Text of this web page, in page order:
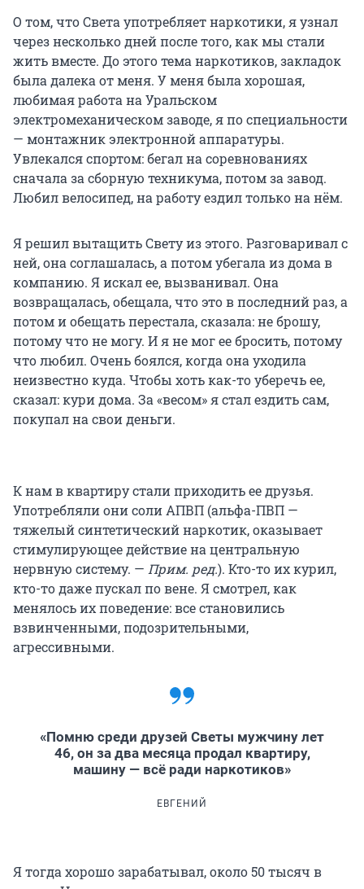
О том, что Света употребляет наркотики, я узнал
через несколько дней после того, как мы стали
жить вместе. До этого тема наркотиков, закладок
была далека от меня. У меня была хорошая,
любимая работа на Уральском
электромеханическом заводе, я по специальности
— монтажник электронной аппаратуры.
Увлекался спортом: бегал на соревнованиях
сначала за сборную техникума, потом за завод.
Любил велосипед, на работу ездил только на нём.
Я решил вытащить Свету из этого. Разговаривал с
ней, она соглашалась, а потом убегала из дома в
компанию. Я искал ее, вызванивал. Она
возвращалась, обещала, что это в последний раз, а
потом и обещать перестала, сказала: не брошу,
потому что не могу. И я не мог ее бросить, потому
что любил. Очень боялся, когда она уходила
неизвестно куда. Чтобы хоть как-то уберечь ее,
сказал: кури дома. За «весом» я стал ездить сам,
покупал на свои деньги.
К нам в квартиру стали приходить ее друзья.
Употребляли они соли АПВП (альфа-ПВП —
тяжелый синтетический наркотик, оказывает
стимулирующее действие на центральную
нервную систему. — Прим. ред.). Кто-то их курил,
кто-то даже пускал по вене. Я смотрел, как
менялось их поведение: все становились
взвинченными, подозрительными,
агрессивными.
«Помню среди друзей Светы мужчину лет
46, он за два месяца продал квартиру,
машину — всё ради наркотиков»
ЕВГЕНИЙ
Я тогда хорошо зарабатывал, около 50 тысяч в